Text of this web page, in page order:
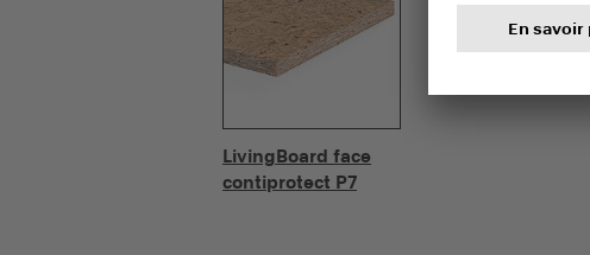
LivingBoard face
contiprotect P7